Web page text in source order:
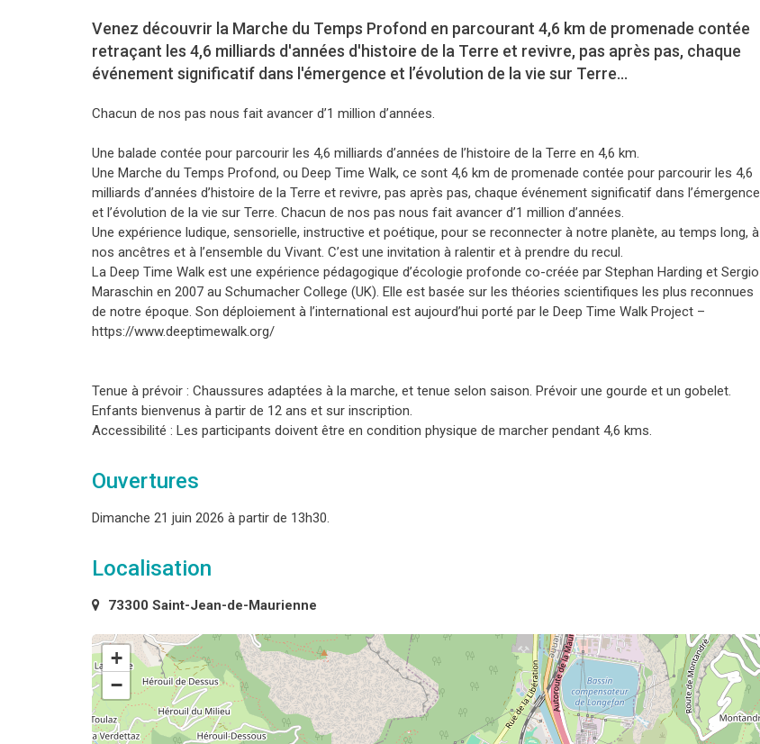
Venez découvrir la Marche du Temps Profond en parcourant 4,6 km de promenade contée
retraçant les 4,6 milliards d'années d'histoire de la Terre et revivre, pas après pas, chaque
événement significatif dans l'émergence et l’évolution de la vie sur Terre...
Chacun de nos pas nous fait avancer d’1 million d’années.
Une balade contée pour parcourir les 4,6 milliards d’années de l’histoire de la Terre en 4,6 km.
Une Marche du Temps Profond, ou Deep Time Walk, ce sont 4,6 km de promenade contée pour parcourir les 4,6
milliards d’années d’histoire de la Terre et revivre, pas après pas, chaque événement significatif dans l’émergence
et l’évolution de la vie sur Terre. Chacun de nos pas nous fait avancer d’1 million d’années.
Une expérience ludique, sensorielle, instructive et poétique, pour se reconnecter à notre planète, au temps long, à
nos ancêtres et à l’ensemble du Vivant. C’est une invitation à ralentir et à prendre du recul.
La Deep Time Walk est une expérience pédagogique d’écologie profonde co-créée par Stephan Harding et Sergio
Maraschin en 2007 au Schumacher College (UK). Elle est basée sur les théories scientifiques les plus reconnues
de notre époque. Son déploiement à l’international est aujourd’hui porté par le Deep Time Walk Project –
https://www.deeptimewalk.org/
Tenue à prévoir : Chaussures adaptées à la marche, et tenue selon saison. Prévoir une gourde et un gobelet.
Enfants bienvenus à partir de 12 ans et sur inscription.
Accessibilité : Les participants doivent être en condition physique de marcher pendant 4,6 kms.
Ouvertures
Dimanche 21 juin 2026 à partir de 13h30.
Localisation
73300 Saint-Jean-de-Maurienne
+
−